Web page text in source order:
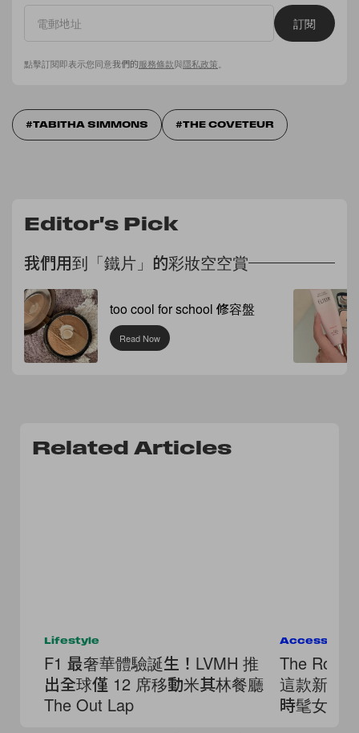
訂閱
點擊訂閱即表示您同意我們的服務條款與隱私政策
TABITHA SIMMONS THE COVETEUR
Editor's Pick
我們用到「鐵片」的彩妝空空賞
too cool for school 修容盤
Read Now
Related Articles
Lifestyle
F1 最奢華體驗誕生！LVMH 推
出全球僅 12 席移動米其林餐廳
The Out Lap
The Row
這款新世
時髦女生